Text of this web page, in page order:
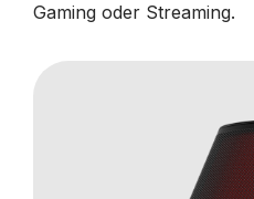
Gaming oder Streaming.